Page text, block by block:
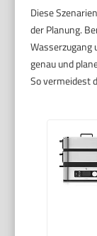
Diese
der Planung.
genau und
So vermeidest